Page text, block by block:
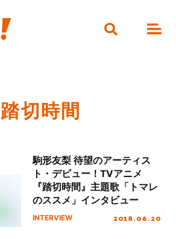
踏切時間
駒形友梨 待望のアーティス
ト・デビュー！TVアニメ
『踏切時間』主題歌「トマレ
のススメ」インタビュー
INTERVIEW 2018.06.20